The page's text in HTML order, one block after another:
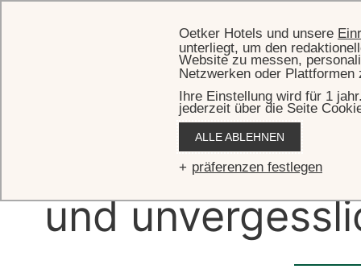
Ein Ort der
und
Oetker Hotels und unsere
unterliegt, um den
Website zu messen,
Netzwerken oder
Ihre Einstellung wird für 1
jederzeit über die Seite
ALLE ABLEHNEN
präferenzen festlegen